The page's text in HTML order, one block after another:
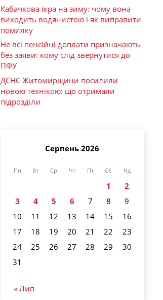
Кабачкова ікра на зиму: чому вона
виходить водянистою і як виправити
помилку
Не всі пенсійні доплати призначають
без заяви: кому слід звернутися до
ПФУ
ДСНС Житомирщини посилили
новою технікою: що отримали
підрозділи
Серпень 2026
Пн Вт Ср Чт Пт Сб Нд
1
2
3
4 5 6 7 8
9
10
11 12 13 14 15
16
17
18 19 20 21 22
23
24
25 26 27 28 29
30
31
« Лип